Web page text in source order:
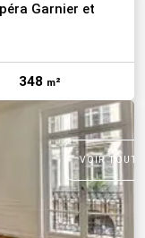
Garnier et
348 m²
VOIR